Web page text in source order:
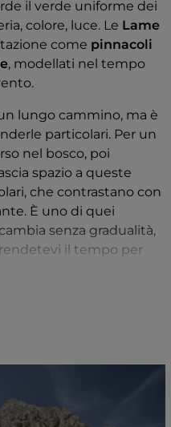
il verde uniforme dei
colore, luce. Le Lame
come pinnacoli
, modellati nel tempo
lungo cammino, ma è
particolari. Per un
nel bosco, poi
spazio a queste
che contrastano con
È uno di quei
senza gradualità,
il tempo per
si muovono
troppo: anche a
una presenza
l'escursione a una
distante. Dopo i toni